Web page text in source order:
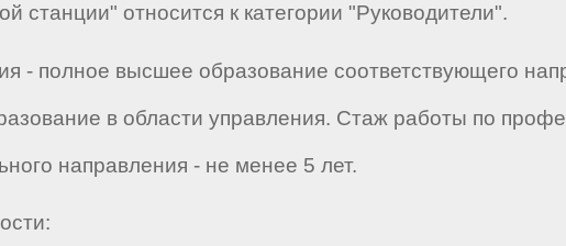
станции" относится к категории "Руководители".
- полное высшее образование соответствующего
в области управления. Стаж работы по
направления - не менее 5 лет.